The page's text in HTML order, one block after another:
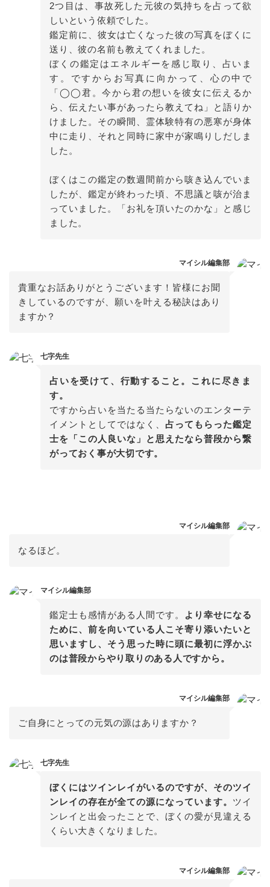
2つ目は、事故死した元彼の気持ちを占って欲
しいという依頼でした。
鑑定前に、彼女は亡くなった彼の写真をぼくに
送り、彼の名前も教えてくれました。
ぼくの鑑定はエネルギーを感じ取り、占いま
す。ですからお写真に向かって、心の中で
「◯◯君。今から君の想いを彼女に伝えるか
ら、伝えたい事があったら教えてね」と語りか
けました。その瞬間、霊体験特有の悪寒が身体
中に走り、それと同時に家中が家鳴りしだしま
した。
ぼくはこの鑑定の数週間前から咳き込んでいま
したが、鑑定が終わった頃、不思議と咳が治ま
っていました。「お礼を頂いたのかな」と感じ
マイシル編集部
貴重なお話ありがとうございます！皆様にお聞
きしているのですが、願いを叶える秘訣はあり
ますか？
七字先生
占いを受けて、行動すること。これに尽きま
ですから占いを当たる当たらないのエンターテ
イメントとしてではなく、占ってもらった鑑定
士を「この人良いな」と思えたなら普段から繋
マイシル編集部
なるほど。
マイシル編集部
鑑定士も感情がある人間です。
より幸せになる
ために、前を向いている人こそ寄り添いたいと
思いますし、そう思った時に頭に最初に浮かぶ
のは普段からやり取りのある人ですから。
マイシル編集部
ご自身にとっての元気の源はありますか？
七字先生
ぼくにはツインレイがいるのですが、そのツイ
ンレイの存在が全ての源になっています。 ツイ
ンレイと出会ったことで、ぼくの愛が見違える
くらい大きくなりました。
マイシル編集部